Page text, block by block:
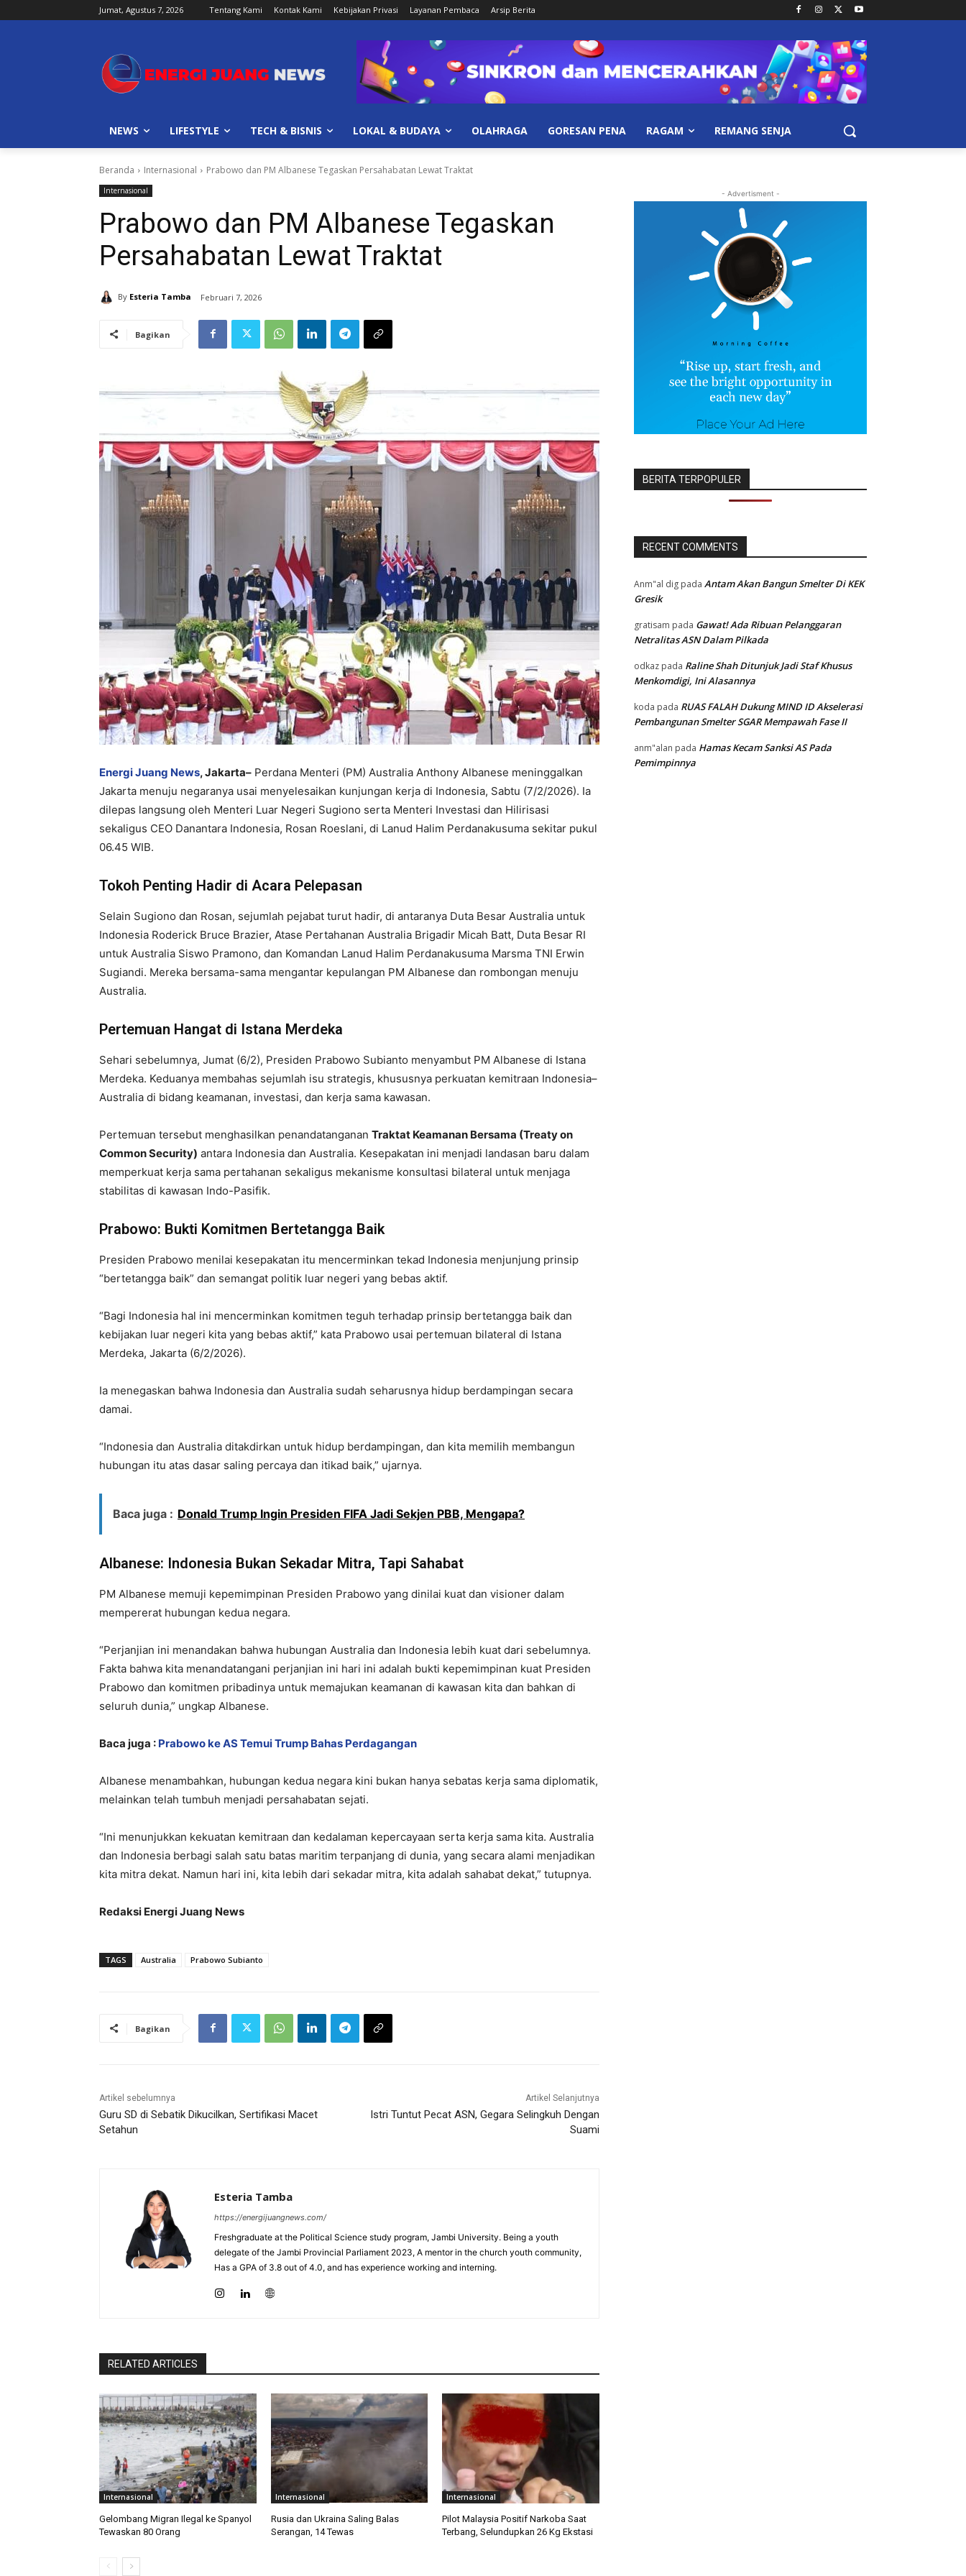
Jumat, Agustus 7, 2026 Tentang Kami Kontak Kami Kebijakan Privasi Layanan Pembaca Arsip Berita
NEWS LIFESTYLE TECH & BISNIS LOKAL & BUDAYA OLAHRAGA GORESAN PENA RAGAM REMANG SENJA
Beranda Internasional Prabowo dan PM Albanese Tegaskan Persahabatan Lewat Traktat
Internasional
Prabowo dan PM Albanese Tegaskan
Persahabatan Lewat Traktat
By Esteria Tamba Februari 7, 2026
Bagikan
Energi Juang News, Jakarta– Perdana Menteri (PM) Australia Anthony Albanese meninggalkan
Jakarta menuju negaranya usai menyelesaikan kunjungan kerja di Indonesia, Sabtu (7/2/2026). Ia
dilepas langsung oleh Menteri Luar Negeri Sugiono serta Menteri Investasi dan Hilirisasi
sekaligus CEO Danantara Indonesia, Rosan Roeslani, di Lanud Halim Perdanakusuma sekitar pukul
06.45 WIB.
Tokoh Penting Hadir di Acara Pelepasan
Selain Sugiono dan Rosan, sejumlah pejabat turut hadir, di antaranya Duta Besar Australia untuk
Indonesia Roderick Bruce Brazier, Atase Pertahanan Australia Brigadir Micah Batt, Duta Besar RI
untuk Australia Siswo Pramono, dan Komandan Lanud Halim Perdanakusuma Marsma TNI Erwin
Sugiandi. Mereka bersama-sama mengantar kepulangan PM Albanese dan rombongan menuju
Australia.
Pertemuan Hangat di Istana Merdeka
Sehari sebelumnya, Jumat (6/2), Presiden Prabowo Subianto menyambut PM Albanese di Istana
Merdeka. Keduanya membahas sejumlah isu strategis, khususnya perkuatan kemitraan Indonesia–
Australia di bidang keamanan, investasi, dan kerja sama kawasan.
Pertemuan tersebut menghasilkan penandatanganan Traktat Keamanan Bersama (Treaty on
Common Security) antara Indonesia dan Australia. Kesepakatan ini menjadi landasan baru dalam
memperkuat kerja sama pertahanan sekaligus mekanisme konsultasi bilateral untuk menjaga
stabilitas di kawasan Indo-Pasifik.
Prabowo: Bukti Komitmen Bertetangga Baik
Presiden Prabowo menilai kesepakatan itu mencerminkan tekad Indonesia menjunjung prinsip
“bertetangga baik” dan semangat politik luar negeri yang bebas aktif.
“Bagi Indonesia hal ini mencerminkan komitmen teguh terhadap prinsip bertetangga baik dan
kebijakan luar negeri kita yang bebas aktif,” kata Prabowo usai pertemuan bilateral di Istana
Merdeka, Jakarta (6/2/2026).
Ia menegaskan bahwa Indonesia dan Australia sudah seharusnya hidup berdampingan secara
damai.
“Indonesia dan Australia ditakdirkan untuk hidup berdampingan, dan kita memilih membangun
hubungan itu atas dasar saling percaya dan itikad baik,” ujarnya.
Baca juga : Donald Trump Ingin Presiden FIFA Jadi Sekjen PBB, Mengapa?
Albanese: Indonesia Bukan Sekadar Mitra, Tapi Sahabat
PM Albanese memuji kepemimpinan Presiden Prabowo yang dinilai kuat dan visioner dalam
mempererat hubungan kedua negara.
“Perjanjian ini menandakan bahwa hubungan Australia dan Indonesia lebih kuat dari sebelumnya.
Fakta bahwa kita menandatangani perjanjian ini hari ini adalah bukti kepemimpinan kuat Presiden
Prabowo dan komitmen pribadinya untuk memajukan keamanan di kawasan kita dan bahkan di
seluruh dunia,” ungkap Albanese.
Baca juga : Prabowo ke AS Temui Trump Bahas Perdagangan
Albanese menambahkan, hubungan kedua negara kini bukan hanya sebatas kerja sama diplomatik,
melainkan telah tumbuh menjadi persahabatan sejati.
“Ini menunjukkan kekuatan kemitraan dan kedalaman kepercayaan serta kerja sama kita. Australia
dan Indonesia berbagi salah satu batas maritim terpanjang di dunia, yang secara alami menjadikan
kita mitra dekat. Namun hari ini, kita lebih dari sekadar mitra, kita adalah sahabat dekat,” tutupnya.
Redaksi Energi Juang News
TAGS Australia Prabowo Subianto
Bagikan
Artikel sebelumnya
Guru SD di Sebatik Dikucilkan, Sertifikasi Macet
Setahun
Artikel Selanjutnya
Istri Tuntut Pecat ASN, Gegara Selingkuh Dengan
Suami
Esteria Tamba
https://energijuangnews.com/
Freshgraduate at the Political Science study program, Jambi University. Being a youth
delegate of the Jambi Provincial Parliament 2023, A mentor in the church youth community,
Has a GPA of 3.8 out of 4.0, and has experience working and interning.
RELATED ARTICLES
Internasional
Gelombang Migran Ilegal ke Spanyol
Tewaskan 80 Orang
Internasional
Rusia dan Ukraina Saling Balas
Serangan, 14 Tewas
Internasional
Pilot Malaysia Positif Narkoba Saat
Terbang, Selundupkan 26 Kg Ekstasi
- Advertisment -
BERITA TERPOPULER
RECENT COMMENTS
Anm"al dig pada Antam Akan Bangun Smelter Di KEK
Gresik
gratisam pada Gawat! Ada Ribuan Pelanggaran
Netralitas ASN Dalam Pilkada
odkaz pada Raline Shah Ditunjuk Jadi Staf Khusus
Menkomdigi, Ini Alasannya
koda pada RUAS FALAH Dukung MIND ID Akselerasi
Pembangunan Smelter SGAR Mempawah Fase II
anm"alan pada Hamas Kecam Sanksi AS Pada
Pemimpinnya